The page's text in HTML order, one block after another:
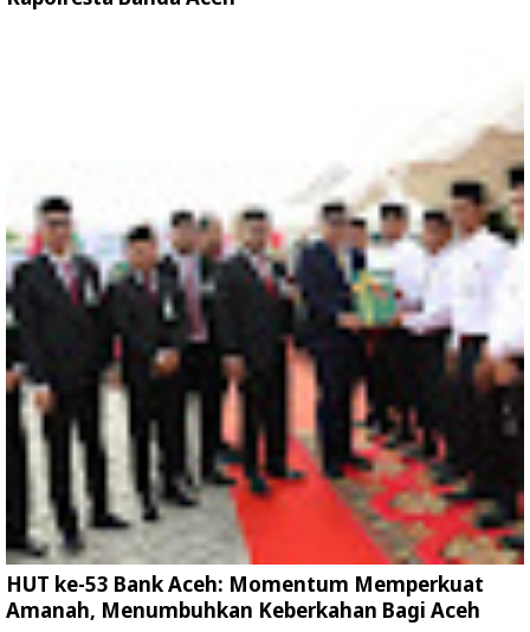
HUT ke-53 Bank Aceh: Momentum Memperkuat
Amanah, Menumbuhkan Keberkahan Bagi Aceh